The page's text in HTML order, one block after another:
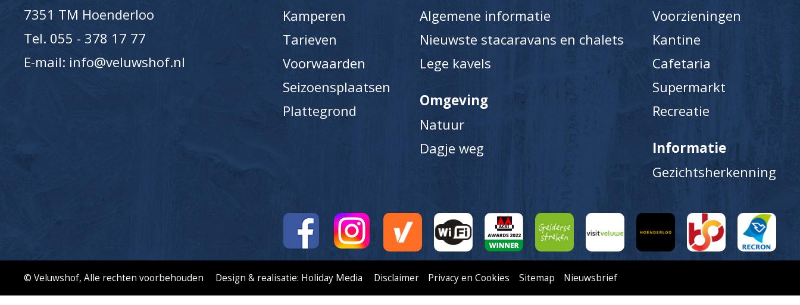
7351 TM Hoenderloo
Tel. 055 - 378 17 77
E-mail: info@veluwshof.nl
Kamperen
Tarieven
Voorwaarden
Seizoensplaatsen
Plattegrond
Algemene informatie
Nieuwste stacaravans en chalets
Lege kavels
Omgeving
Natuur
Dagje weg
Voorzieningen
Kantine
Cafetaria
Supermarkt
Recreatie
Informatie
Gezichtsherkenning
© Veluwshof, Alle rechten voorbehouden Design & realisatie: Holiday Media Disclaimer Privacy en Cookies Sitemap Nieuwsbrief